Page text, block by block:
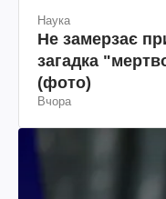
Наука
Не замерзає
загадка
(фото)
Вчора